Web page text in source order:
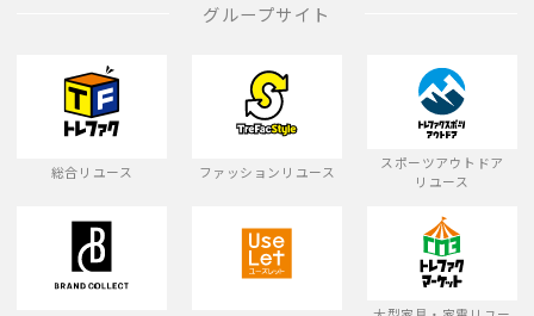
グループサイト
総合リユース ファッションリユース
スポーツアウトドア
リユース